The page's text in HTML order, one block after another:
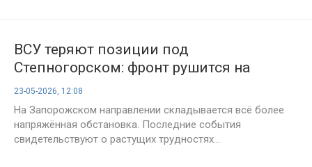
ВСУ теряют позиции под
Степногорском: фронт рушится на
глазах
23-05-2026, 12:08
На Запорожском направлении складывается всё более
напряжённая обстановка. Последние события
свидетельствуют о растущих трудностях...